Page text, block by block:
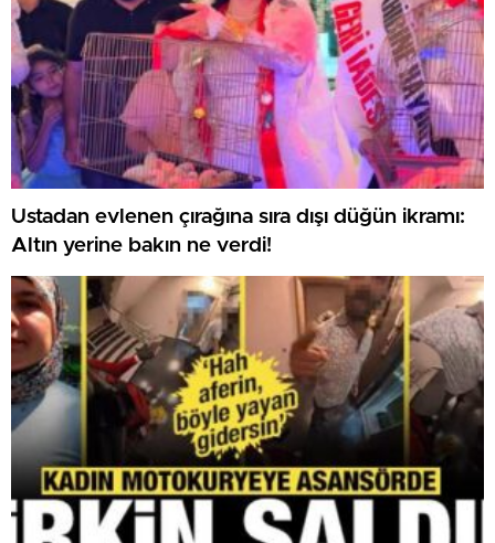
Ustadan evlenen çırağına sıra dışı düğün ikramı:
Altın yerine bakın ne verdi!